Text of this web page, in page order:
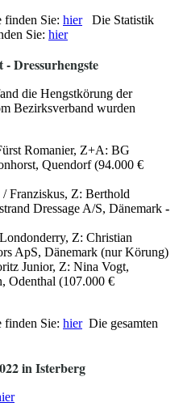
finden Sie: hierDie Statistik
Sie: hier
Dressurhengste
die Hengstkörung der
Bezirksverband wurden
Romanier, Z+A: BG
Quendorf (94.000 €
Franziskus, Z: Berthold
Dressage A/S, Dänemark -
Z: Christian
ApS, Dänemark (nur Körung)
Junior, Z: Nina Vogt,
Odenthal (107.000 €
finden Sie: hierDie gesamten
in Isterberg